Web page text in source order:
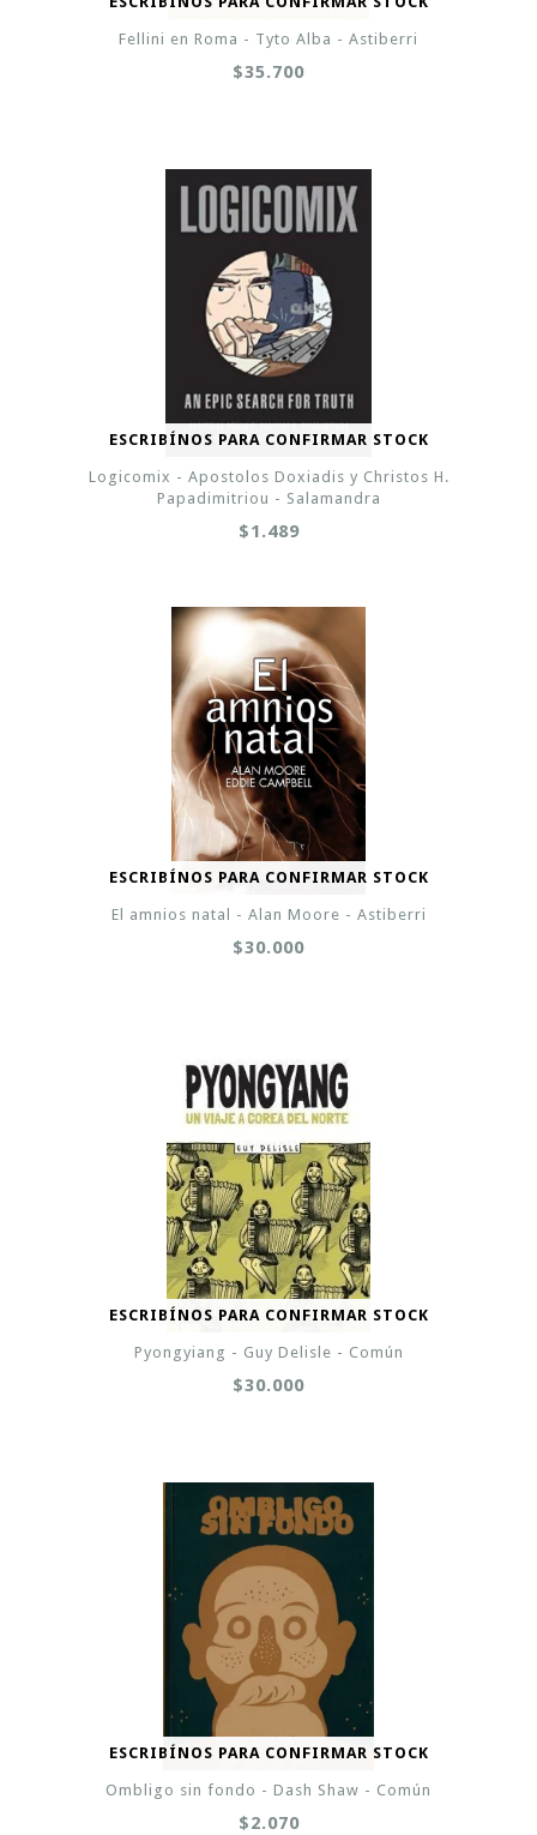
Fellini en Roma - Tyto Alba - Astiberri
$35.700
ESCRIBÍNOS PARA CONFIRMAR STOCK
Logicomix - Apostolos Doxiadis y Christos H.
Papadimitriou - Salamandra
$1.489
ESCRIBÍNOS PARA CONFIRMAR STOCK
El amnios natal - Alan Moore - Astiberri
$30.000
ESCRIBÍNOS PARA CONFIRMAR STOCK
Pyongyiang - Guy Delisle - Común
$30.000
ESCRIBÍNOS PARA CONFIRMAR STOCK
Ombligo sin fondo - Dash Shaw - Común
$2.070